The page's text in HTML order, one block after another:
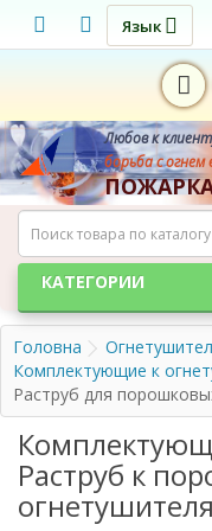
Язык
Любов к
борьба с
КАТЕГОРИИ
Головна
Комплектующие к
Раструб для
Раструб к